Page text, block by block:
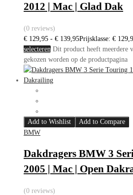
2012 | Mac | Glad Dak
(0 reviews)
€ 129,95 - € 139,95Prijsklasse: €
selecteren Dit product heeft meerdere
gekozen worden op de productpagina
Add to Wishlist
Add to Compare
BMW
Dakdragers BMW 3
2005 | Mac | Open
(0 reviews)